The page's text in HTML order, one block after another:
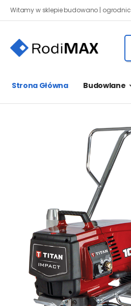
Witamy w sklepie budowano |
Strona Główna Budowlane